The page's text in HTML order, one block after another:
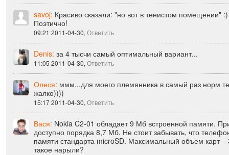
savoj:Красиво сказали: "но вот в тенистом помещении" :)
09:21 2011-04-30,
Олеся:ммм...для моего племянника в самый раз норм
15:17 2011-04-30,
Вася:Nokia C2-01 обладает 9 Мб встроенной памяти.
доступно порядка 8,7 Мб. Не стоит забывать, что